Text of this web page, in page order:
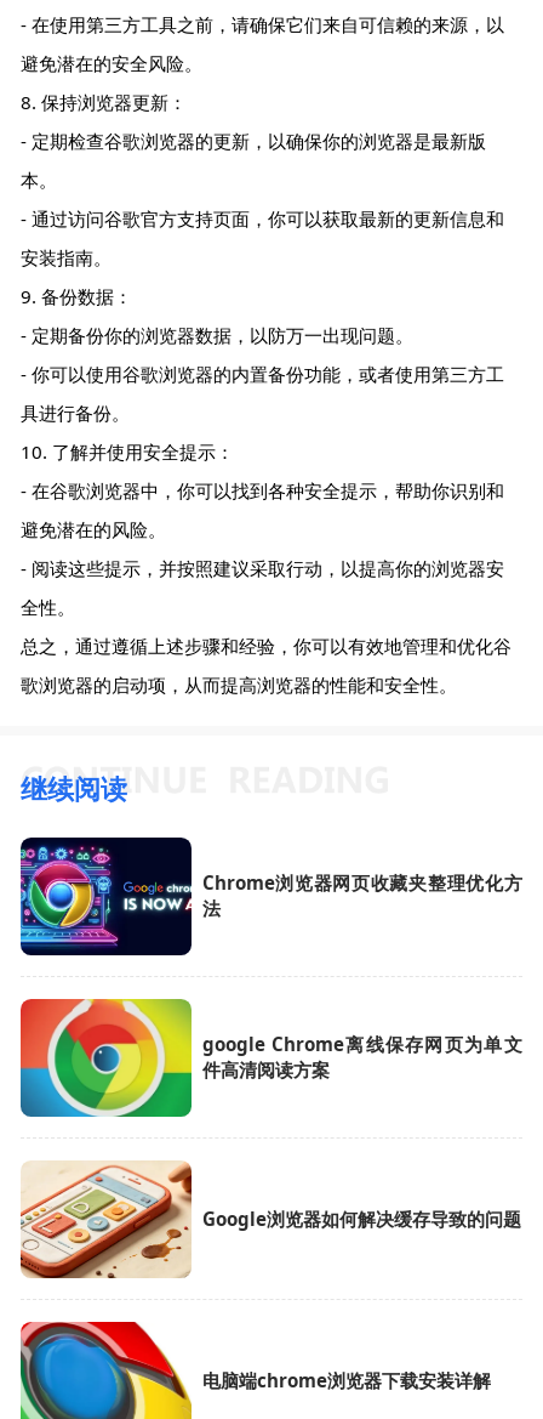
- 在使用第三方工具之前，请确保它们来自可信赖的来源，以
避免潜在的安全风险。
8. 保持浏览器更新：
- 定期检查谷歌浏览器的更新，以确保你的浏览器是最新版
本。
- 通过访问谷歌官方支持页面，你可以获取最新的更新信息和
安装指南。
9. 备份数据：
- 定期备份你的浏览器数据，以防万一出现问题。
- 你可以使用谷歌浏览器的内置备份功能，或者使用第三方工
具进行备份。
10. 了解并使用安全提示：
- 在谷歌浏览器中，你可以找到各种安全提示，帮助你识别和
避免潜在的风险。
- 阅读这些提示，并按照建议采取行动，以提高你的浏览器安
全性。
总之，通过遵循上述步骤和经验，你可以有效地管理和优化谷
歌浏览器的启动项，从而提高浏览器的性能和安全性。
继续阅读
Chrome浏览器网页收藏夹整理优化方
法
google Chrome离线保存网页为单文
件高清阅读方案
Google浏览器如何解决缓存导致的问题
电脑端chrome浏览器下载安装详解